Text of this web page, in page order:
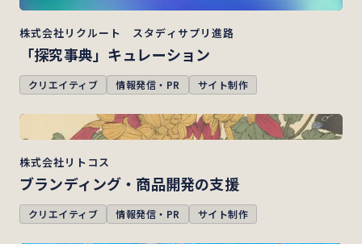
株式会社リクルート スタディサプリ進路
「探究事典」キュレーション
クリエイティブ 情報発信・PR サイト制作
株式会社リトコス
ブランディング・商品開発の支援
クリエイティブ 情報発信・PR サイト制作